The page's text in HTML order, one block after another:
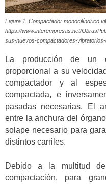
Figura 1. Compactador monocilíndrico
https://www.interempresas.net/
sus-nuevos-compactadores-
La producción de un
proporcional a su
compactador y al
compactada, e
pasadas necesarias. El
entre la anchura del
solape necesario para
distintos carriles.
Debido a la multitud
compactación, para